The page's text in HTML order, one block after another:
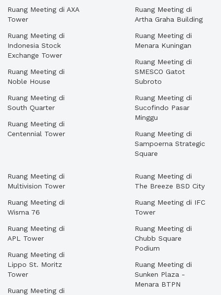
Ruang Meeting di AXA
Tower
Ruang Meeting di
Indonesia Stock
Exchange Tower
Ruang Meeting di
Noble House
Ruang Meeting di
South Quarter
Ruang Meeting di
Centennial Tower
Ruang Meeting di
Artha Graha Building
Ruang Meeting di
Menara Kuningan
Ruang Meeting di
SMESCO Gatot
Subroto
Ruang Meeting di
Sucofindo Pasar
Minggu
Ruang Meeting di
Sampoerna Strategic
Square
Ruang Meeting di
Multivision Tower
Ruang Meeting di
Wisma 76
Ruang Meeting di
APL Tower
Ruang Meeting di
Lippo St. Moritz
Tower
Ruang Meeting di
Ruang Meeting di
The Breeze BSD City
Ruang Meeting di IFC
Tower
Ruang Meeting di
Chubb Square
Podium
Ruang Meeting di
Sunken Plaza -
Menara BTPN